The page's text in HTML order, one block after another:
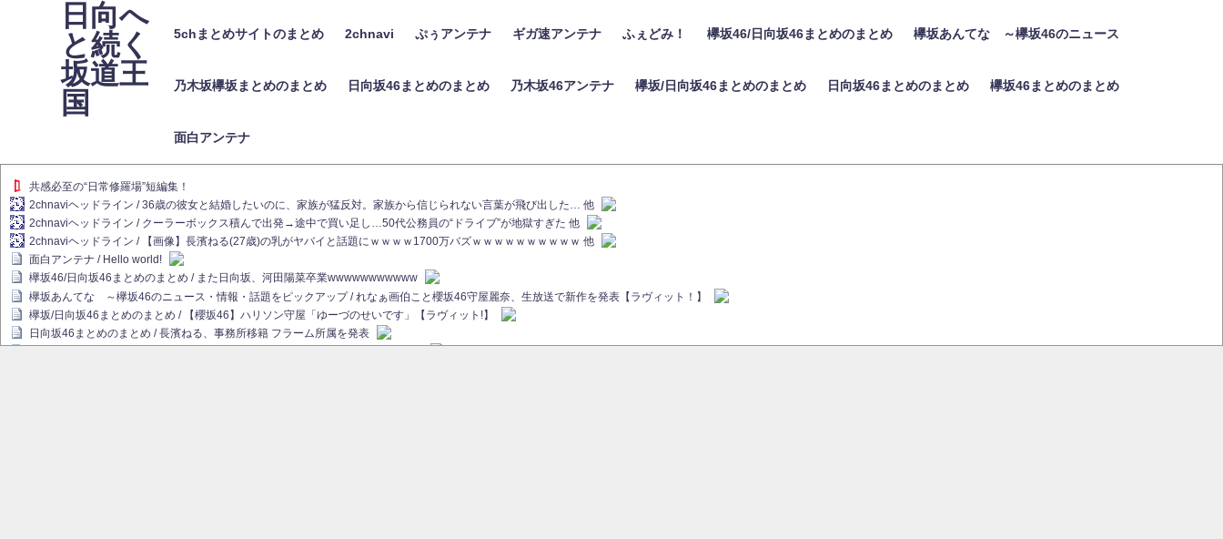
日向へ
と続く
坂道王
国
5chまとめサイトのまとめ 2chnavi ぷぅアンテナ ギガ速アンテナ ふぇどみ！ 欅坂46/日向坂46まとめのまとめ 欅坂あんてな ～欅坂46のニュース
乃木坂欅坂まとめのまとめ 日向坂46まとめのまとめ 乃木坂46アンテナ 欅坂/日向坂46まとめのまとめ 日向坂46まとめのまとめ 欅坂46まとめのまとめ
面白アンテナ
共感必至の“日常修羅場”短編集！
2chnaviヘッドライン / 36歳の彼女と結婚したいのに、家族が猛反対。家族から信じられない言葉が飛び出した… 他
2chnaviヘッドライン / クーラーボックス積んで出発→途中で買い足し…50代公務員の“ドライブ”が地獄すぎた 他
2chnaviヘッドライン / 【画像】長濱ねる(27歳)の乳がヤバイと話題にｗｗｗｗ1700万バズｗｗｗｗｗｗｗｗｗｗ 他
面白アンテナ / Hello world!
欅坂46/日向坂46まとめのまとめ / また日向坂、河田陽菜卒業wwwwwwwwwww
欅坂あんてな ～欅坂46のニュース・情報・話題をピックアップ / れなぁ画伯こと櫻坂46守屋麗奈、生放送で新作を発表【ラヴィット！】
欅坂/日向坂46まとめのまとめ / 【櫻坂46】ハリソン守屋「ゆーづのせいです」【ラヴィット!】
日向坂46まとめのまとめ / 長濱ねる、事務所移籍 フラーム所属を発表